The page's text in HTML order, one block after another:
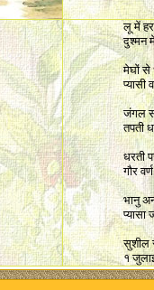
लू में हर
दुश्मन
मेघों से
प्यासी
जंगल
तपती
धरती
गौर
भानु
प्यासा
सुशील
१